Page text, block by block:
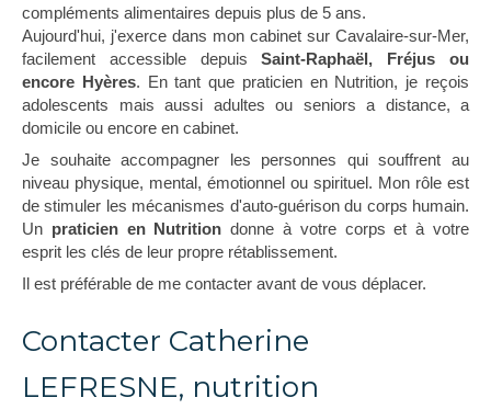
compléments alimentaires depuis plus de 5 ans.
Aujourd'hui, j'exerce dans mon cabinet sur Cavalaire-sur-Mer,
facilement accessible depuisSaint-Raphaël, Fréjus ou
encore Hyères. En tant que praticien en Nutrition, je reçois
adolescents mais aussi adultes ou seniors a distance, a
domicile ou encore en cabinet.
Je souhaite accompagner les personnes qui souffrent au
niveau physique, mental, émotionnel ou spirituel. Mon rôle est
de stimuler les mécanismes d'auto-guérison du corps humain.
Un praticien en Nutrition donne à votre corps et à votre
esprit les clés de leur propre rétablissement.
Il est préférable de me contacter avant de vous déplacer.
Contacter Catherine
LEFRESNE, nutrition